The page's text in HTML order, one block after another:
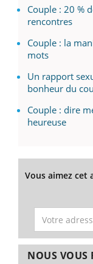
Couple : 20 %
rencontres
Couple : la
mots
Un rapport
bonheur du
Couple : dire
heureuse
Vous aimez cet
NOUS VOUS